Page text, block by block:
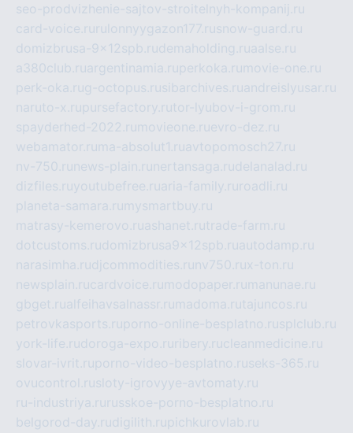
seo-prodvizhenie-sajtov-stroitelnyh-kompanij.ru
card-voice.ru rulonnyygazon177.rusnow-guard.ru
domizbrusa-9x12spb.rudemaholding.ruaalse.ru
a380club.ruargentinamia.ruperkoka.ru movie-one.ru
perk-oka.rug-octopus.rusibarchives.ruandreislyusar.ru
naruto-x.rupursefactory.rutor-lyubov-i-grom.ru
spayderhed-2022.ru movieone.ruevro-dez.ru
webamator.ru ma-absolut1.ruavtopomosch27.ru
nv-750.ru news-plain.ru nertansaga.rudelanalad.ru
dizfiles.ruyoutubefree.ruaria-family.ru roadli.ru
planeta-samara.ru mysmartbuy.ru
matrasy-kemerovo.ruashanet.rutrade-farm.ru
dotcustoms.rudomizbrusa9x12spb.ruautodamp.ru
narasimha.rudjcommodities.ru nv750.rux-ton.ru
newsplain.rucardvoice.ru modopaper.ru manunae.ru
gbget.rualfeihavsalnassr.ru madoma.rutajuncos.ru
petrovkasports.ruporno-online-besplatno.rusplclub.ru
york-life.rudoroga-expo.ru ribery.rucleanmedicine.ru
slovar-ivrit.ruporno-video-besplatno.ruseks-365.ru
ovucontrol.rusloty-igrovyye-avtomaty.ru
ru-industriya.ru russkoe-porno-besplatno.ru
belgorod-day.rudigilith.rupichkurovlab.ru